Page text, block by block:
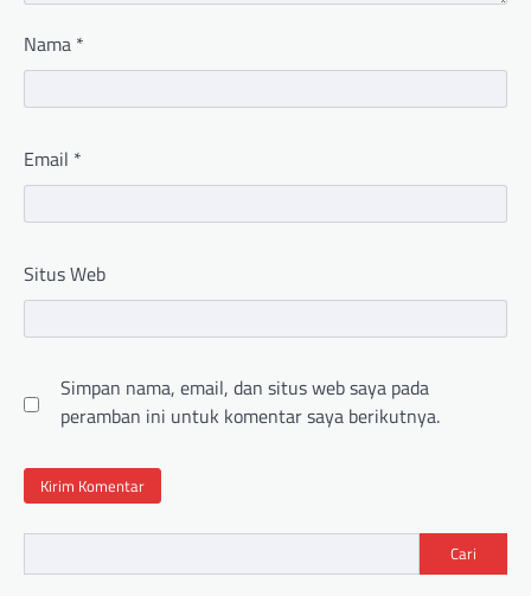
Nama *
Email *
Situs Web
Simpan nama, email, dan situs web saya pada
peramban ini untuk komentar saya berikutnya.
Cari